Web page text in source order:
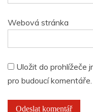
Webová stránka
Uložit do prohlížeče
pro budoucí komentáře.